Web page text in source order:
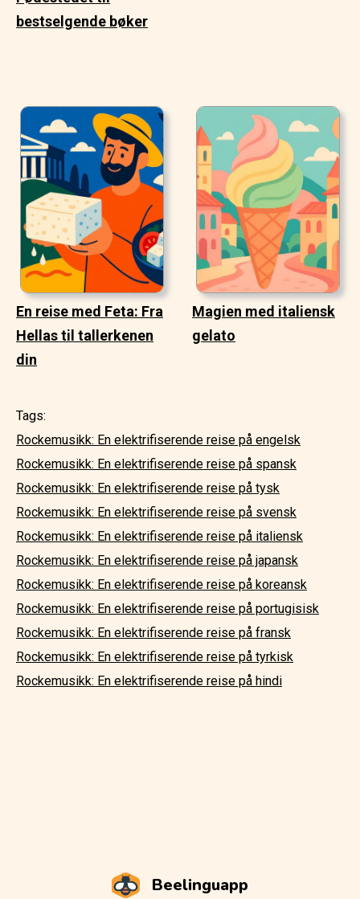
bestselgende bøker
En reise med Feta: Fra
Hellas til tallerkenen
din
Magien med italiensk
gelato
Tags:
Rockemusikk: En elektrifiserende reise på engelsk
Rockemusikk: En elektrifiserende reise på spansk
Rockemusikk: En elektrifiserende reise på tysk
Rockemusikk: En elektrifiserende reise på svensk
Rockemusikk: En elektrifiserende reise på italiensk
Rockemusikk: En elektrifiserende reise på japansk
Rockemusikk: En elektrifiserende reise på koreansk
Rockemusikk: En elektrifiserende reise på portugisisk
Rockemusikk: En elektrifiserende reise på fransk
Rockemusikk: En elektrifiserende reise på tyrkisk
Rockemusikk: En elektrifiserende reise på hindi
Beelinguapp